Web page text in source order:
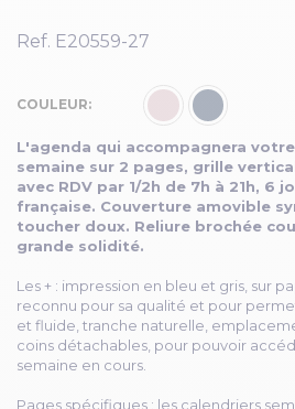
Ref. E20559-27
COULEUR
L'agenda qui accompagnera
semaine sur 2 pages, grille
avec RDV par 1/2h de 7h à 21h, 6
française. Couverture amovible
toucher doux. Reliure brochée
grande solidité.
Les + : impression en bleu et gris, sur
reconnu pour sa qualité et pour
et fluide, tranche naturelle,
coins détachables, pour pouvoir
semaine en cours.
Pages spécifiques : les calendriers